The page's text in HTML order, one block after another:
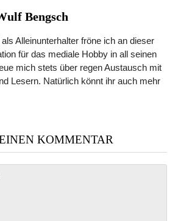
Bengsch
Alleinunterhalter fröne ich an dieser
für das mediale Hobby in all seinen
mich stets über regen Austausch mit
Lesern. Natürlich könnt ihr auch mehr
KOMMENTAR